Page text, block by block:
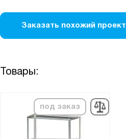
Заказать похожий проект
Товары:
под заказ